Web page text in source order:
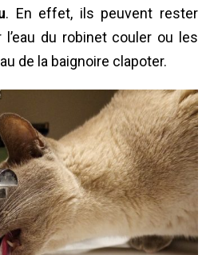
. En effet, ils peuvent rester
du robinet couler ou les
de la baignoire clapoter.